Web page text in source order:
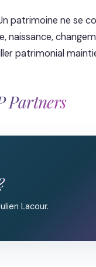
patrimoine ne se
naissance,
patrimonial
Partners
Lacour.